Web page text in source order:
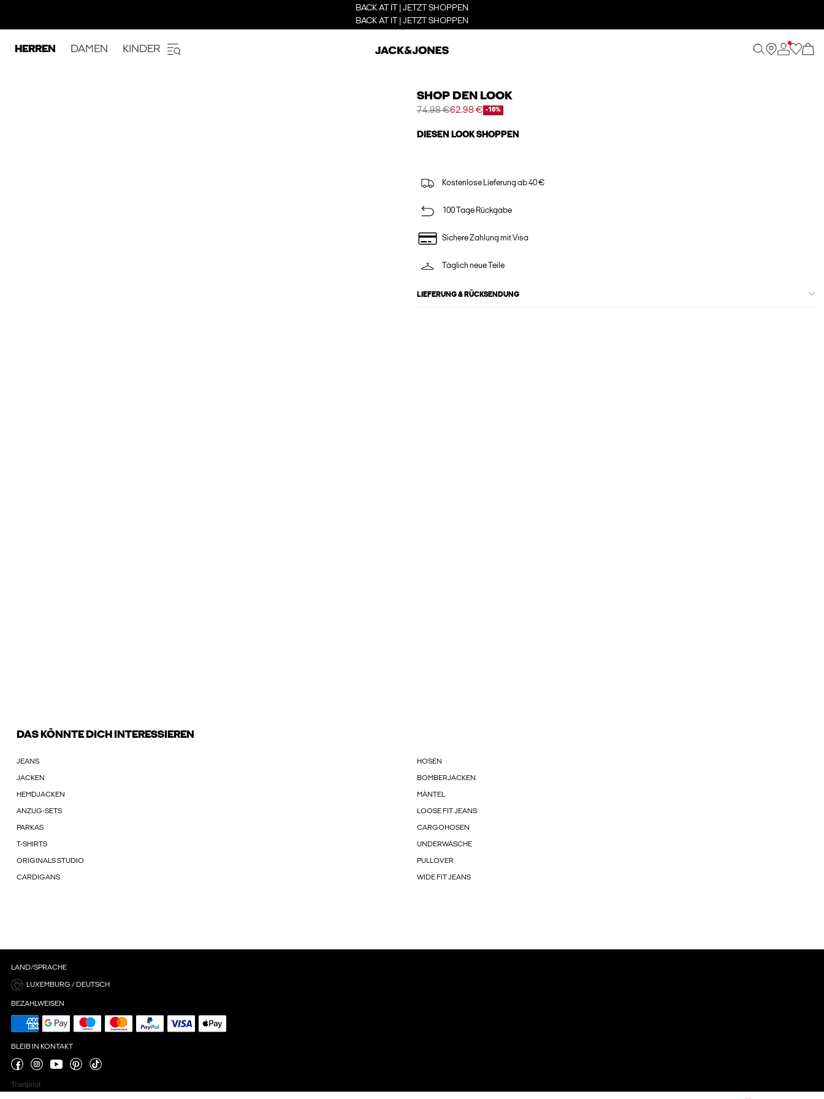
BACK AT IT | JETZT SHOPPEN
BACK AT IT | JETZT SHOPPEN
HERREN DAMEN KINDER
SHOP DEN LOOK
74.98 €62.98 € -16%
DIESEN LOOK SHOPPEN
Kostenlose Lieferung ab 40 €
100 Tage Rückgabe
Sichere Zahlung mit Visa
Täglich neue Teile
LIEFERUNG & RÜCKSENDUNG
DAS KÖNNTE DICH INTERESSIEREN
JEANS HOSEN
JACKEN BOMBERJACKEN
HEMDJACKEN MÄNTEL
ANZUG-SETS LOOSE FIT JEANS
PARKAS CARGOHOSEN
T-SHIRTS UNDERWÄSCHE
ORIGINALS STUDIO PULLOVER
CARDIGANS WIDE FIT JEANS
LAND/SPRACHE
LUXEMBURG / DEUTSCH
BEZAHLWEISEN
BLEIB IN KONTAKT
Trustpilot